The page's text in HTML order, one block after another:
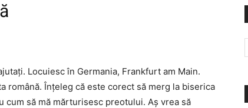
Locuiesc în Germania, Frankfurt am Main.
română. Înţeleg că este corect să merg la biserica
cum să mă mărturisesc preotului. Aş vrea să